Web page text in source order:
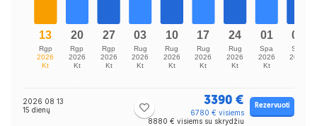
2026 08 13
15 dienų
3390 €
6780 € visiems
8880 € visiems su skrydžiu
Rezervuoti